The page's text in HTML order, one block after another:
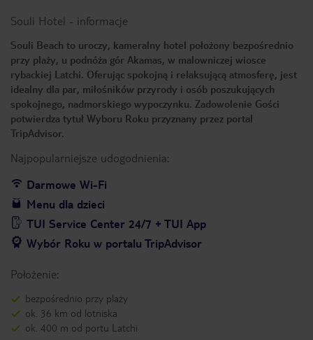
Souli Hotel - informacje
Souli Beach to uroczy, kameralny hotel położony bezpośrednio
przy plaży, u podnóża gór Akamas, w malowniczej wiosce
rybackiej Latchi. Oferując spokojną i relaksującą atmosferę, jest
idealny dla par, miłośników przyrody i osób poszukujących
spokojnego, nadmorskiego wypoczynku. Zadowolenie Gości
potwierdza tytuł Wyboru Roku przyznany przez portal
TripAdvisor.
Najpopularniejsze udogodnienia:
Darmowe Wi-Fi
Menu dla dzieci
TUI Service Center 24/7 + TUI App
Wybór Roku w portalu TripAdvisor
Położenie:
bezpośrednio przy plaży
ok. 36 km od lotniska
ok. 400 m od portu Latchi